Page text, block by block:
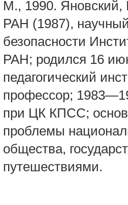
М., 1990. Яновский,
РАН (1987),
безопасности
РАН; родился 16
педагогический
профессор;
при ЦК КПСС;
проблемы
общества,
путешествиями.